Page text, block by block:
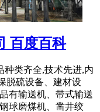
百度百科
种类齐全,技术先进,内
脱硫设备、建材设
有输送机、带式输送
球磨煤机、凿井绞